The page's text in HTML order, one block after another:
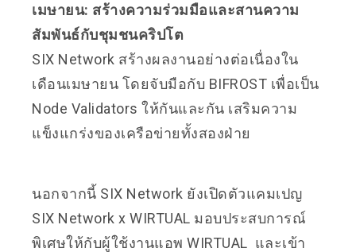
เมษายน: สร้างความร่วมมือและสานความ
สัมพันธ์กับชุมชนคริปโต
SIX Network สร้างผลงานอย่างต่อเนื่องใน
เดือนเมษายน โดยจับมือกับ BIFROST เพื่อเป็น
Node Validators ให้กันและกัน เสริมความ
แข็งแกร่งของเครือข่ายทั้งสองฝ่าย
นอกจากนี้ SIX Network ยังเปิดตัวแคมเปญ
SIX Network x WIRTUAL มอบประสบการณ์
พิเศษให้กับผู้ใช้งานแอพ WIRTUAL และเข้า